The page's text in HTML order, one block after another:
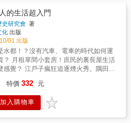
的魅力 ‧手毬鬼（朱紗丸）的手
於女孩間的玩具──江戶到明治時代的熱
羅生門河
戶時代的吉原與花魁 ‧猗窩座身上的
江戶時代的罪人與入墨刑 ‧人類時
歡迎的響凱──大正時代的文學家們 ‧愈
茶茶丸（三色貓）──大正時代流行養寵
甘露寺蜜璃竟然會不受男性歡
正時代的日本審美觀 ‧「鬼滅之刃」
代下的臺灣──隱身在臺灣各處的大正浪
祈求家中女孩健康長大。後來人們也將
月盛開的桃花用來裝飾，於是又有了
稱。 7月20日開始是為期兩週
用」，土用指的是立春、立夏、立秋、
的十八天，也就是各個季節交替的時
現在日本人通常只過夏季的土用，並從
代衍生出要吃鰻魚養精蓄銳的飲食習俗
慧「在丑日吃『う』開頭的食物能抵抗
得的靈感。 除此之外，還有海之
化日、幽靈日又或是紀念江戶川亂步過
色美人計！ 為了出人頭地的商場
玩嘗試？ 在江戶時代的大眾文
滑稽本、川柳、遊記、 日記等各式文
男男愛的蹤影。 不光是小情小愛、
已、甚至還有以命相搏的愛情故事！ 機
也是？！ 卡通《一休和尚》中，
善於運用智慧解決問題的可愛小和尚。
物，就是真實存在於室町時代的禪僧，
中的一休禪師可謂是一
被譽為戰國最強的武將，
給當時10幾歲的高?源助，發誓不再對另
郎出手。 有正室與眾多小妾、子
的生活超入門
史研究會 著
化 出版
01 出版
水都！？沒有汽車、電車的時代如何運
的裏長屋生活
瘋狂追逐煙火秀。隅田川
究竟有多大？ 武士庶民都對園藝有
受歡迎的植物是什麼？ & 當時世界上
指、擁有百萬人口的大都市，究竟如何
特價 332 元
加入購物車